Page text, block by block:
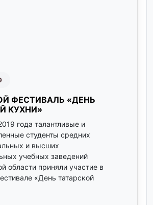
ФЕСТИВАЛЬ «ДЕНЬ
КУХНИ»
года талантливые и
студенты средних
и высших
учебных заведений
области приняли участие в
«День татарской